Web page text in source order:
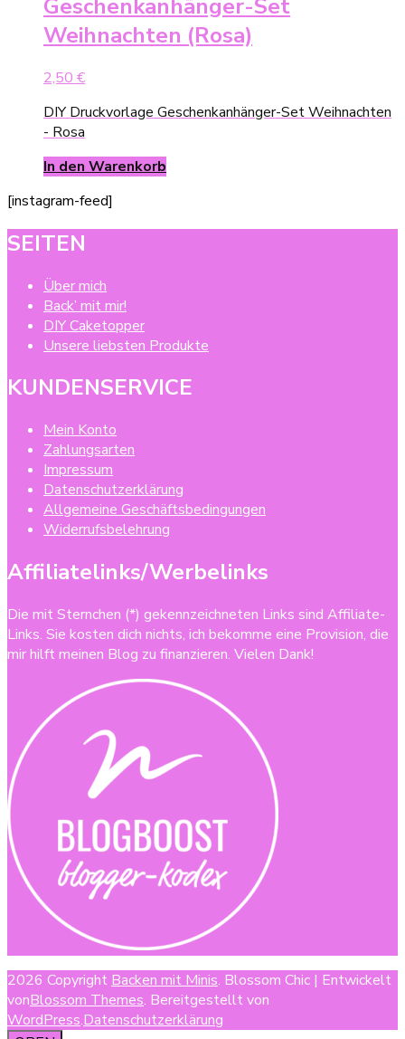
Geschenkanhänger-Set
Weihnachten (Rosa)
2,50 €
DIY Druckvorlage Geschenkanhänger-Set Weihnachten
- Rosa
In den Warenkorb
[instagram-feed]
SEITEN
Über mich
Back’ mit mir!
DIY Caketopper
Unsere liebsten Produkte
KUNDENSERVICE
Mein Konto
Zahlungsarten
Impressum
Datenschutzerklärung
Allgemeine Geschäftsbedingungen
Widerrufsbelehrung
Affiliatelinks/Werbelinks
Die mit Sternchen (*) gekennzeichneten Links sind Affiliate-
Links. Sie kosten dich nichts, ich bekomme eine Provision, die
mir hilft meinen Blog zu finanzieren. Vielen Dank!
2026 Copyright Backen mit Minis. Blossom Chic | Entwickelt
vonBlossom Themes. Bereitgestellt von
WordPress.Datenschutzerklärung